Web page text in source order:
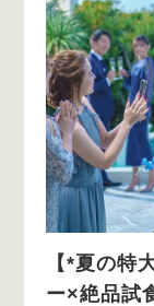
【*夏の特
ー×絶品試